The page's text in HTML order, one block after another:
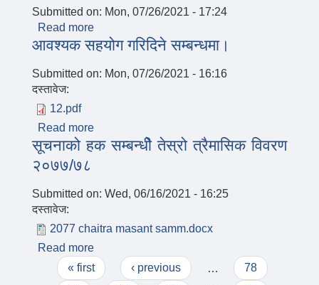
Submitted on: Mon, 07/26/2021 - 17:24
Read more
सूचना ।
आवश्यक सहयोग गरिदिने सम्बन्धमा।
Submitted on: Mon, 07/26/2021 - 16:16
दस्तावेज:
12.pdf
Read more
सूचनाको हक सम्बन्धीे तेस्रो त्रैमासिक विवरण
२०७७/७८
Submitted on: Wed, 06/16/2021 - 16:25
दस्तावेज:
2077 chaitra masant samm.docx
Read more
विवरण २०७७/७८
Pages
« first ‹ previous
78